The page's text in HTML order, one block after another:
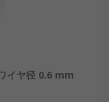
イヤ径 0.6 mm